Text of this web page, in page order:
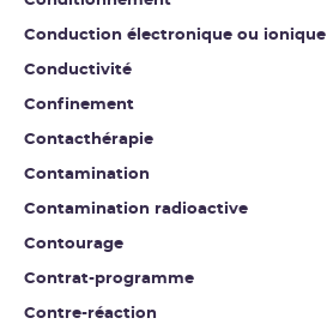
Conduction électronique ou ionique
Conductivité
Confinement
Contacthérapie
Contamination
Contamination radioactive
Contourage
Contrat-programme
Contre-réaction